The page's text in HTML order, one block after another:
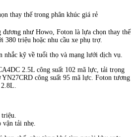
thay thế trong phân khúc giá rẻ
đương như Howo, Foton là lựa chọn thay thế
380 triệu hoặc nhu cầu xe phụ trợ.
nhắc kỹ về tuổi thọ và mạng lưới dịch vụ.
2.5L công suất 102 mã lực, tải trọng
công suất 95 mã lực. Foton tương
tải nhẹ.